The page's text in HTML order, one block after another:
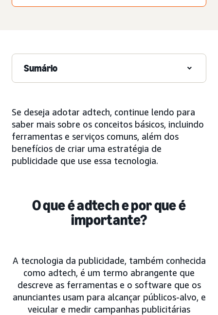
Sumário
Se deseja adotar adtech, continue lendo para
saber mais sobre os conceitos básicos, incluindo
ferramentas e serviços comuns, além dos
benefícios de criar uma estratégia de
publicidade que use essa tecnologia.
O que é adtech e por que é
importante?
A tecnologia da publicidade, também conhecida
como adtech, é um termo abrangente que
descreve as ferramentas e o software que os
anunciantes usam para alcançar públicos-alvo, e
veicular e medir campanhas publicitárias